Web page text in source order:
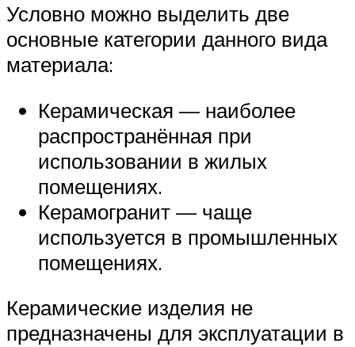
Условно можно выделить две
основные категории данного вида
материала:
Керамическая — наиболее
распространённая при
использовании в жилых
помещениях.
Керамогранит — чаще
используется в промышленных
помещениях.
Керамические изделия не
предназначены для эксплуатации в